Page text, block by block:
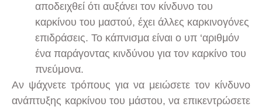
αποδειχθεί ότι αυξάνει τον κίνδυνο του
καρκίνου του μαστού, έχει άλλες καρκινογόνες
επιδράσεις. Το κάπνισμα είναι ο υπ ‘αριθμόν
ένα παράγοντας κινδύνου για τον καρκίνο του
πνεύμονα.
Αν ψάχνετε τρόπους για να μειώσετε τον κίνδυνο
ανάπτυξης καρκίνου του μάστου, να επικεντρώσετε